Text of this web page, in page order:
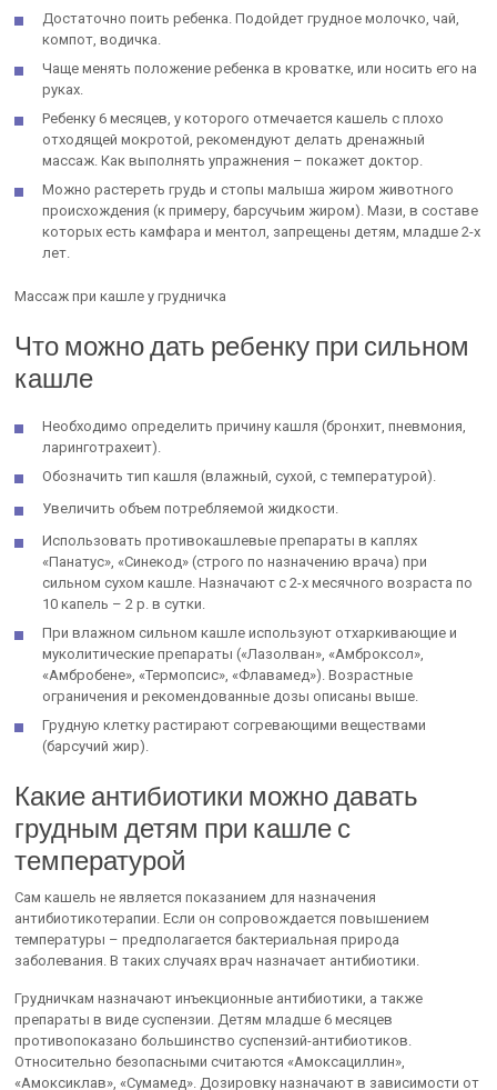
Достаточно поить ребенка. Подойдет грудное молочко, чай,
компот, водичка.
Чаще менять положение ребенка в кроватке, или носить его на
руках.
Ребенку 6 месяцев, у которого отмечается кашель с плохо
отходящей мокротой, рекомендуют делать дренажный
массаж. Как выполнять упражнения – покажет доктор.
Можно растереть грудь и стопы малыша жиром животного
происхождения (к примеру, барсучьим жиром). Мази, в составе
которых есть камфара и ментол, запрещены детям, младше 2-х
лет.
Массаж при кашле у грудничка
Что можно дать ребенку при сильном
кашле
Необходимо определить причину кашля (бронхит, пневмония,
ларинготрахеит).
Обозначить тип кашля (влажный, сухой, с температурой).
Увеличить объем потребляемой жидкости.
Использовать противокашлевые препараты в каплях
«Панатус», «Синекод» (строго по назначению врача) при
сильном сухом кашле. Назначают с 2-х месячного возраста по
10 капель – 2 р. в сутки.
При влажном сильном кашле используют отхаркивающие и
муколитические препараты («Лазолван», «Амброксол»,
«Амбробене», «Термопсис», «Флавамед»). Возрастные
ограничения и рекомендованные дозы описаны выше.
Грудную клетку растирают согревающими веществами
(барсучий жир).
Какие антибиотики можно давать
грудным детям при кашле с
температурой
Сам кашель не является показанием для назначения
антибиотикотерапии. Если он сопровождается повышением
температуры – предполагается бактериальная природа
заболевания. В таких случаях врач назначает антибиотики.
Грудничкам назначают инъекционные антибиотики, а также
препараты в виде суспензии. Детям младше 6 месяцев
противопоказано большинство суспензий-антибиотиков.
Относительно безопасными считаются «Амоксациллин»,
«Амоксиклав», «Сумамед». Дозировку назначают в зависимости от